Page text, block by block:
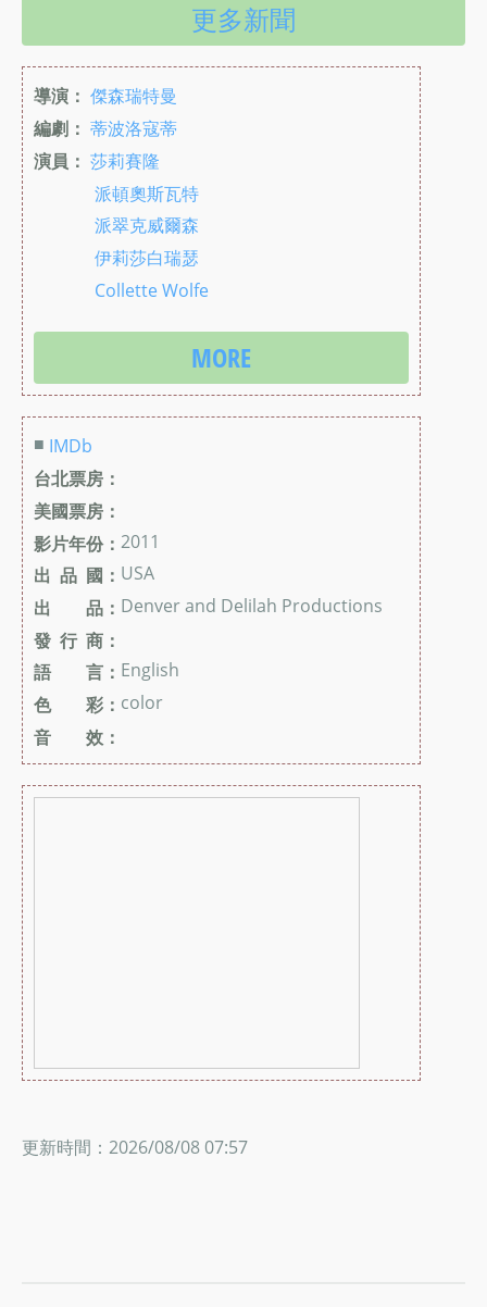
更多新聞
導演： 傑森瑞特曼
編劇： 蒂波洛寇蒂
演員： 莎莉賽隆
派頓奧斯瓦特
派翠克威爾森
伊莉莎白瑞瑟
Collette Wolfe
MORE
■ IMDb
台北票房：
美國票房：
影片年份： 2011
出 品 國： USA
出 品： Denver and Delilah Productions
發 行 商：
語 言： English
色 彩： color
音 效：
更新時間：2026/08/08 07:57